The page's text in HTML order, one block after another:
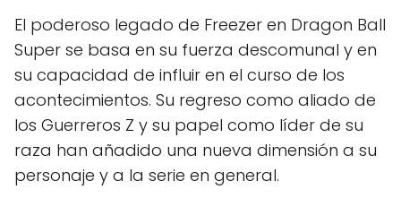
El poderoso legado de Freezer en Dragon Ball
Super se basa en su fuerza descomunal y en
su capacidad de influir en el curso de los
acontecimientos. Su regreso como aliado de
los Guerreros Z y su papel como líder de su
raza han añadido una nueva dimensión a su
personaje y a la serie en general.